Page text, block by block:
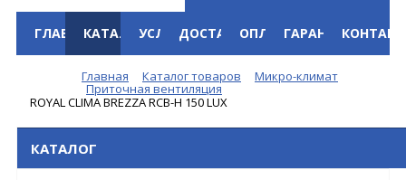
ГЛАВНАЯКАТАЛОГУСЛУГИДОСТАВКАОПЛАТАГАРАНТИЯ
Главная Каталог товаров Микро-климат
Приточная вентиляция
ROYAL CLIMA BREZZA RCB-H 150 LUX
КАТАЛОГ